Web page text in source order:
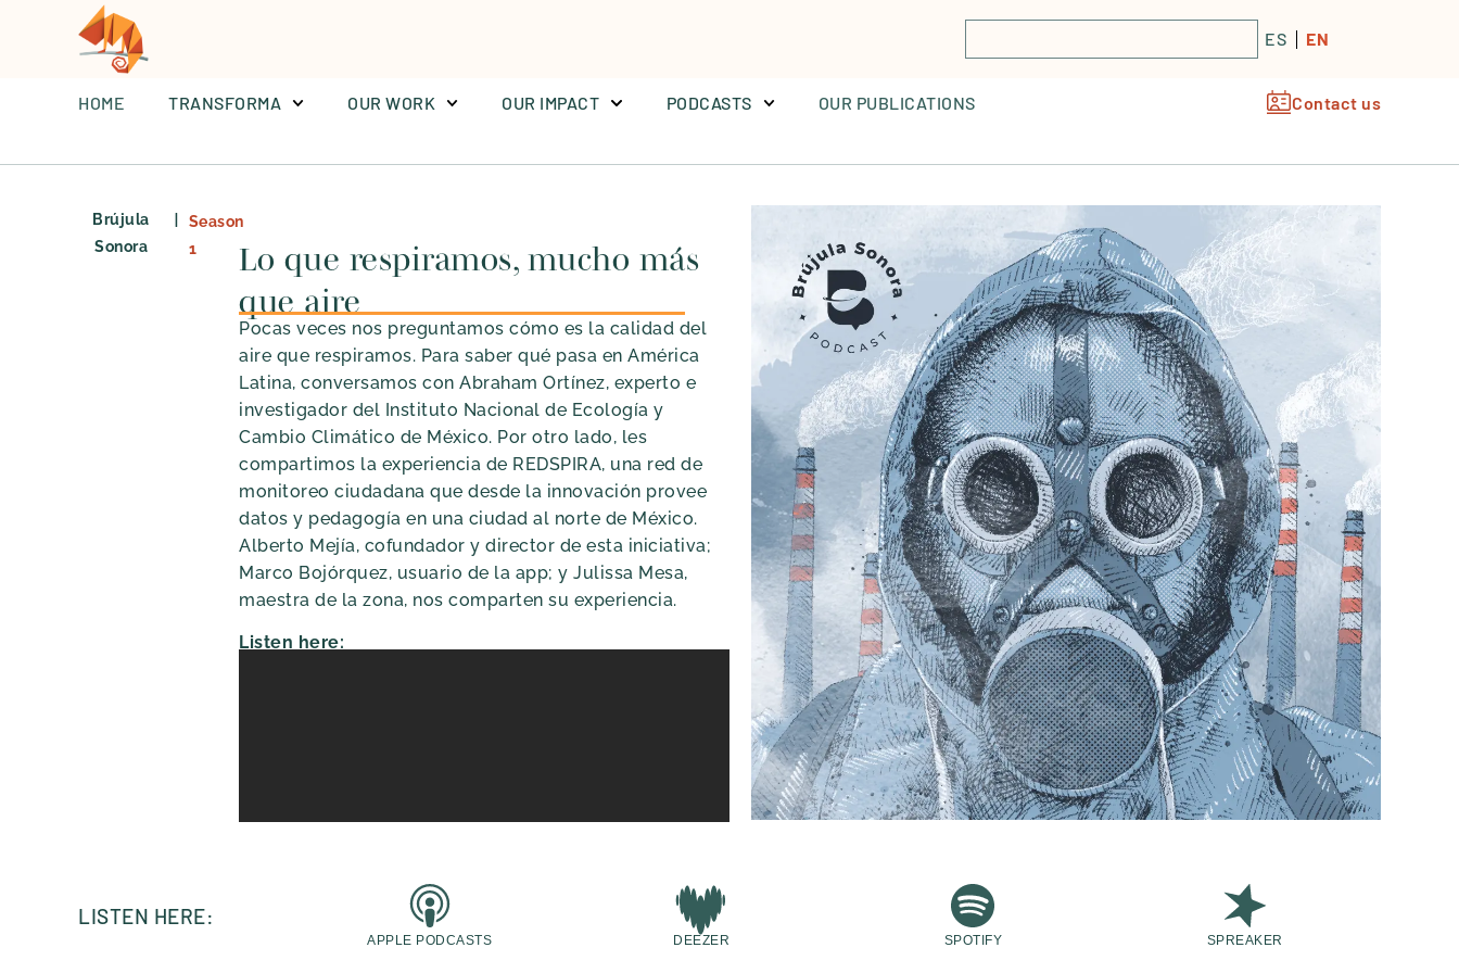
ES EN
HOME TRANSFORMA OUR WORK OUR IMPACT PODCASTS OUR PUBLICATIONS Contact us
Brújula
Sonora
|
Season
1
Lo que respiramos, mucho más
que aire
Pocas veces nos preguntamos cómo es la calidad del
aire que respiramos. Para saber qué pasa en América
Latina, conversamos con Abraham Ortínez, experto e
investigador del Instituto Nacional de Ecología y
Cambio Climático de México. Por otro lado, les
compartimos la experiencia de REDSPIRA, una red de
monitoreo ciudadana que desde la innovación provee
datos y pedagogía en una ciudad al norte de México.
Alberto Mejía, cofundador y director de esta iniciativa;
Marco Bojórquez, usuario de la app; y Julissa Mesa,
maestra de la zona, nos comparten su experiencia.
Listen here:
LISTEN HERE:
APPLE PODCASTS DEEZER SPOTIFY SPREAKER